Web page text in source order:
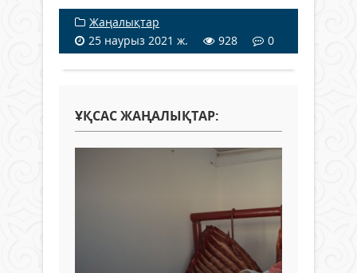
Жаңалықтар
25 наурыз 2021 ж.
928 0
ҰҚСАС ЖАҢАЛЫҚТАР: